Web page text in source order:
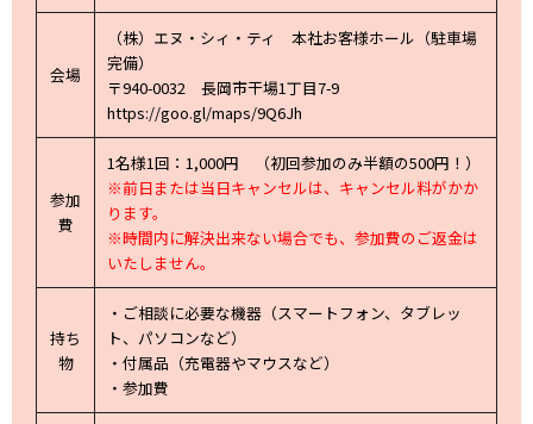
会場
（株）エヌ・シィ・ティ 本社お客様ホール（駐車場
完備）
〒940-0032 長岡市干場1丁目7-9
https://goo.gl/maps/9Q6Jh
参加
費
1名様1回：1,000円 （初回参加のみ半額の500円！）
※前日または当日キャンセルは、キャンセル料がかか
ります。
※時間内に解決出来ない場合でも、参加費のご返金は
いたしません。
持ち
物
・ご相談に必要な機器（スマートフォン、タブレッ
ト、パソコンなど）
・付属品（充電器やマウスなど）
・参加費